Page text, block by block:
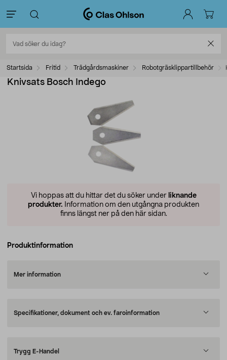
Startsida Fritid Trädgårdsmaskiner Robotgräsklippartillbehör
Knivsats Bosch Indego
Vi hoppas att du hittar det du söker under liknande
produkter. Information om den utgångna produkten
finns längst ner på den här sidan.
Produktinformation
Mer information
Specifikationer, dokument och ev. faroinformation
Trygg E-Handel